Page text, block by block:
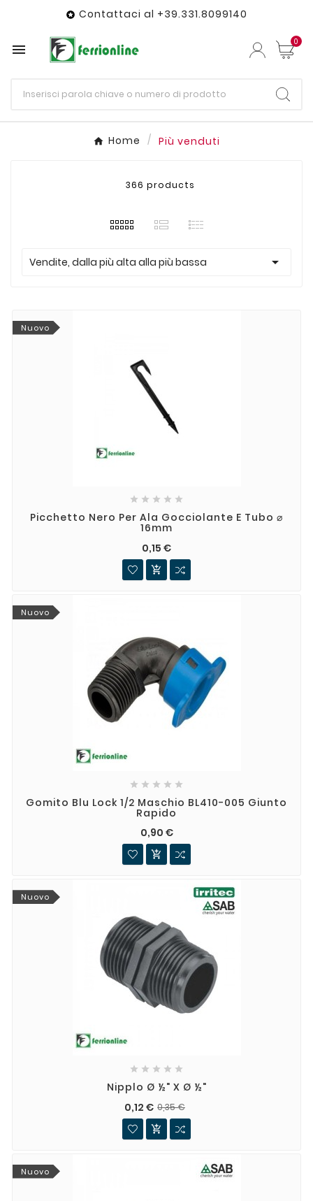
 Contattaci al +39.331.8099140
 0
Home Più venduti
366 products
Vendite, dalla più alta alla più bassa 
Nuovo
    
Picchetto Nero Per Ala Gocciolante E Tubo ⌀
16mm
0,15 €

Nuovo
    
Gomito Blu Lock 1/2 Maschio BL410-005 Giunto
Rapido
0,90 €

Nuovo
    
Nipplo Ø ½" X Ø ½"
0,12 € 0,35 €

Nuovo